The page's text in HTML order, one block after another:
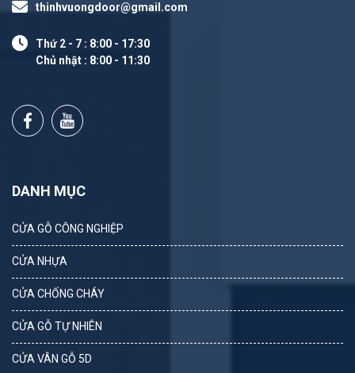
thinhvuongdoor@gmail.com
Thứ 2 - 7 : 8:00 - 17:30
Chủ nhật : 8:00 - 11:30
DANH MỤC
CỬA GỖ CÔNG NGHIỆP
CỬA NHỰA
CỬA CHỐNG CHÁY
CỬA GỖ TỰ NHIÊN
CỬA VÂN GỖ 5D